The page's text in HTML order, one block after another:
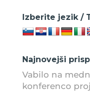
Izberite jezik /
Najnovejši
Vabilo na
konferenco